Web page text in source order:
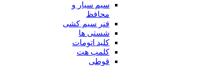
سیم سیار و
محافظ
فنر سیم کشی
شستی ها
کلید اتومات
کلمپ هت
قوطی